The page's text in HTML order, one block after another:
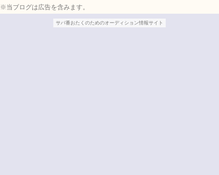
※当ブログは広告を含みます。
サバ番おたくのためのオーディション情報サイト